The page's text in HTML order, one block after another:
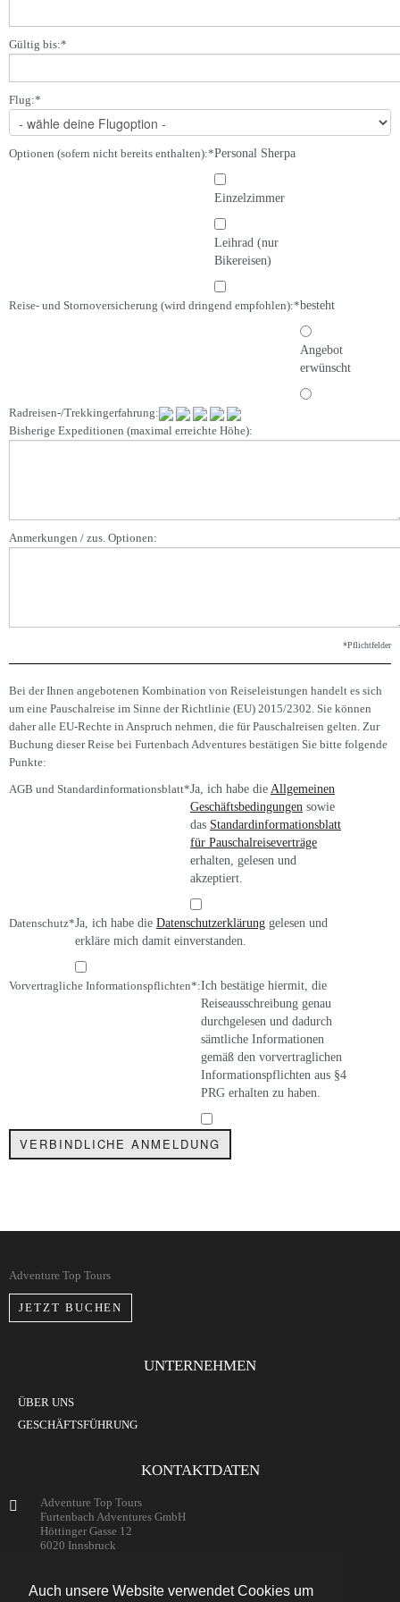
Auch unsere Website verwendet Cookies um
Gültig bis:*
Flug:*
Optionen (sofern nicht bereits enthalten):*Personal Sherpa
Einzelzimmer
Leihrad (nur
Bikereisen)
Reise- und Stornoversicherung (wird dringend empfohlen):*besteht
Angebot
erwünscht
Radreisen-/Trekkingerfahrung:
Bisherige Expeditionen (maximal erreichte Höhe):
Anmerkungen / zus. Optionen:
*Pflichtfelder
Bei der Ihnen angebotenen Kombination von Reiseleistungen handelt es sich
um eine Pauschalreise im Sinne der Richtlinie (EU) 2015/2302. Sie können
daher alle EU-Rechte in Anspruch nehmen, die für Pauschalreisen gelten. Zur
Buchung dieser Reise bei Furtenbach Adventures bestätigen Sie bitte folgende
Punkte:
AGB und Standardinformationsblatt*Ja, ich habe die Allgemeinen
Geschäftsbedingungen sowie
das Standardinformationsblatt
für Pauschalreiseverträge
erhalten, gelesen und
akzeptiert.
Datenschutz*Ja, ich habe die Datenschutzerklärung gelesen und
erkläre mich damit einverstanden.
Vorvertragliche Informationspflichten*:Ich bestätige hiermit, die
Reiseausschreibung genau
durchgelesen und dadurch
sämtliche Informationen
gemäß den vorvertraglichen
Informationspflichten aus §4
PRG erhalten zu haben.
Adventure Top Tours
JETZT BUCHEN
UNTERNEHMEN
ÜBER UNS
GESCHÄFTSFÜHRUNG
KONTAKTDATEN
Adventure Top Tours
Furtenbach Adventures GmbH
Höttinger Gasse 12
6020 Innsbruck
+43 (0) 512 / 204134